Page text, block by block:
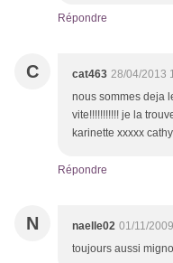
Répondre
C cat463 28/04/2013
nous sommes deja
vite!!!!!!!!!!! je la
karinette xxxxx cathy
Répondre
N naelle02 01/11/
toujours aussi